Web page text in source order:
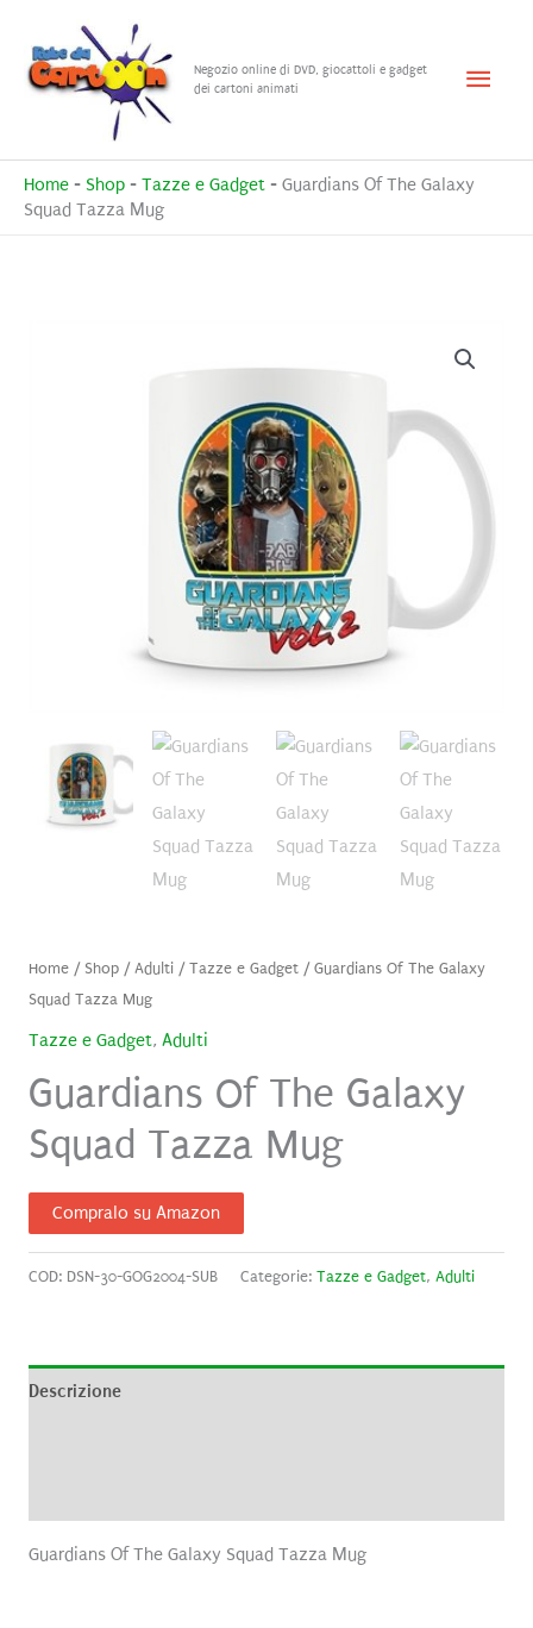
contenuto
Negozio online di DVD, giocattoli e gadget
dei cartoni animati
Menu
Home - Shop - Tazze e Gadget - Guardians Of The Galaxy
Squad Tazza Mug
Home/ Shop/Adulti/Tazze e Gadget/ Guardians Of The Galaxy
Squad Tazza Mug
Tazze e Gadget, Adulti
Guardians Of The Galaxy
Squad Tazza Mug
Compralo su Amazon
COD: DSN-30-GOG2004-SUB Categorie: Tazze e Gadget, Adulti
Descrizione
Guardians Of The Galaxy Squad Tazza Mug